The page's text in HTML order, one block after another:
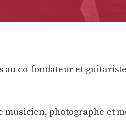
au co-fondateur et
musicien, photographe et